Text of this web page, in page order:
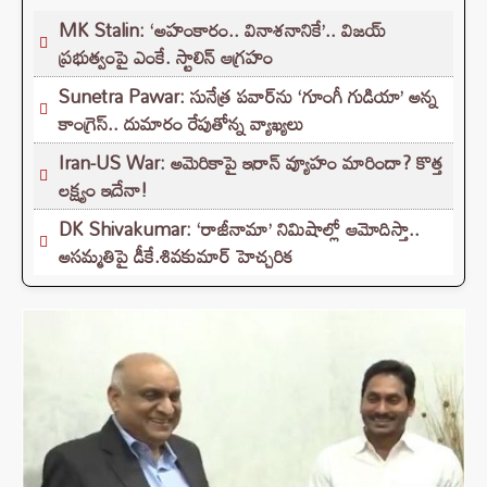
MK Stalin: ‘అహంకారం.. వినాశనానికే’.. విజయ్
ప్రభుత్వంపై ఎంకే. స్టాలిన్ ఆగ్రహం
Sunetra Pawar: సునేత్ర పవార్‌‌ను ‘గూంగీ గుడియా’ అన్న
కాంగ్రెస్.. దుమారం రేపుతోన్న వ్యాఖ్యలు
Iran-US War: అమెరికాపై ఇరాన్ వ్యూహం మారిందా? కొత్త
లక్ష్యం ఇదేనా!
DK Shivakumar: ‘రాజీనామా’ నిమిషాల్లో ఆమోదిస్తా..
అసమ్మతిపై డీకే.శివకుమార్ హెచ్చరిక